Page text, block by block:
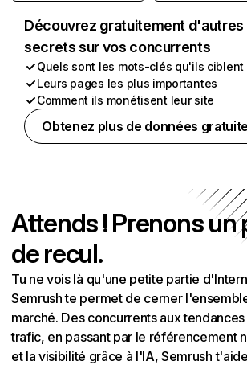
Découvrez gratuitement d'autres
secrets sur vos concurrents
Quels sont les mots-clés qu'ils ciblent
Leurs pages les plus importantes
Comment ils monétisent leur site
Obtenez plus de données
Attends ! Prenons un
de recul.
Tu ne vois là qu'une petite partie
Semrush te permet de cerner
marché. Des concurrents aux
trafic, en passant par le référencement
et la visibilité grâce à l'IA, Semrush